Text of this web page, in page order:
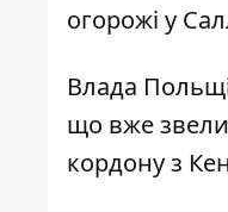
огорожі у
Влада
що вже
кордону з